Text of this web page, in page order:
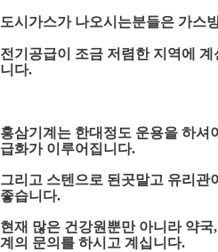
도시가스가 나오시는분들은 가스
전기공급이 조금 저렴한 지역에
니다.
홍삼기계는 한대정도 운용을 하셔
급화가 이루어집니다.
그리고 스텐으로 된곳말고 유리관
좋습니다.
현재 많은 건강원뿐만 아니라 약국
계의 문의를 하시고 계십니다.